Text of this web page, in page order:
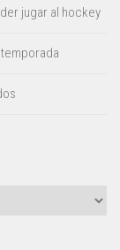
jugar al hockey